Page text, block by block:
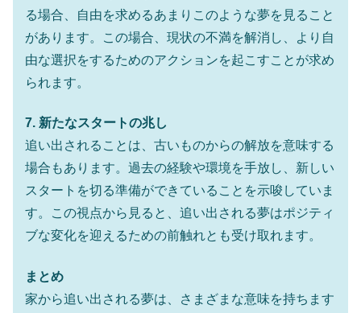
る場合、自由を求めるあまりこのような夢を見ること
があります。この場合、現状の不満を解消し、より自
由な選択をするためのアクションを起こすことが求め
られます。
7. 新たなスタートの兆し
追い出されることは、古いものからの解放を意味する
場合もあります。過去の経験や環境を手放し、新しい
スタートを切る準備ができていることを示唆していま
す。この視点から見ると、追い出される夢はポジティ
ブな変化を迎えるための前触れとも受け取れます。
まとめ
家から追い出される夢は、さまざまな意味を持ちます